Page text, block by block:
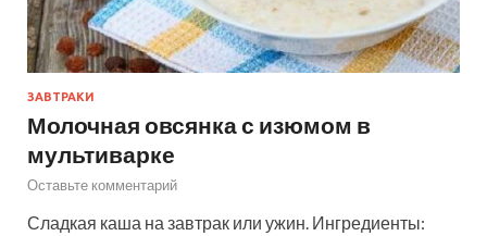
ЗАВТРАКИ
Молочная овсянка с изюмом в
мультиварке
Оставьте комментарий
Сладкая каша на завтрак или ужин. Ингредиенты: